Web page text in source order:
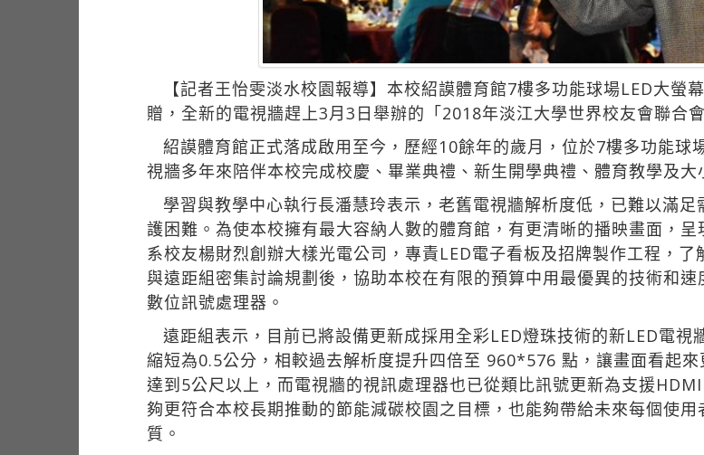
【記者王怡雯淡水校園報導】本校紹謨體育館7樓多功能球場LED大
贈，全新的電視牆趕上3月3日舉辦的「2018年淡江大學世界校友會聯合
紹謨體育館正式落成啟用至今，歷經10餘年的歲月，位於7樓多功能球
視牆多年來陪伴本校完成校慶、畢業典禮、新生開學典禮、體育教學及
學習與教學中心執行長潘慧玲表示，老舊電視牆解析度低，已難以滿
護困難。為使本校擁有最大容納人數的體育館，有更清晰的播映畫面，
系校友楊財烈創辦大樣光電公司，專責LED電子看板及招牌製作工程，
與遠距組密集討論規劃後，協助本校在有限的預算中用最優異的技術和
數位訊號處理器。
遠距組表示，目前已將設備更新成採用全彩LED燈珠技術的新LED電
縮短為0.5公分，相較過去解析度提升四倍至 960*576 點，讓畫面看起
達到5公尺以上，而電視牆的視訊處理器也已從類比訊號更新為支援
夠更符合本校長期推動的節能減碳校園之目標，也能夠帶給未來每個使
質。